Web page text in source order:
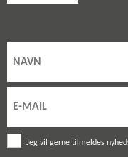
Jeg vil gerne tilmeldes